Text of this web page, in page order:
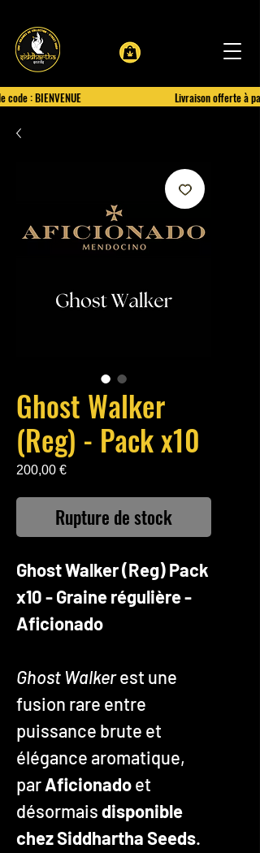
: BIENVENUE Livraison offerte à
Ghost Walker
(Reg) - Pack x10
200,00 €Prix
Rupture de stock
Ghost Walker (Reg) Pack
x10 - Graine régulière -
Aficionado
Ghost Walkerest une
fusion rare entre
puissance brute et
élégance aromatique,
parAficionadoet
désormaisdisponible
chez Siddhartha Seeds.